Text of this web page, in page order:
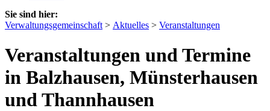
Sie sind hier:
Verwaltungsgemeinschaft > Aktuelles > Veranstaltungen
Veranstaltungen und Termine
in Balzhausen, Münsterhausen
und Thannhausen